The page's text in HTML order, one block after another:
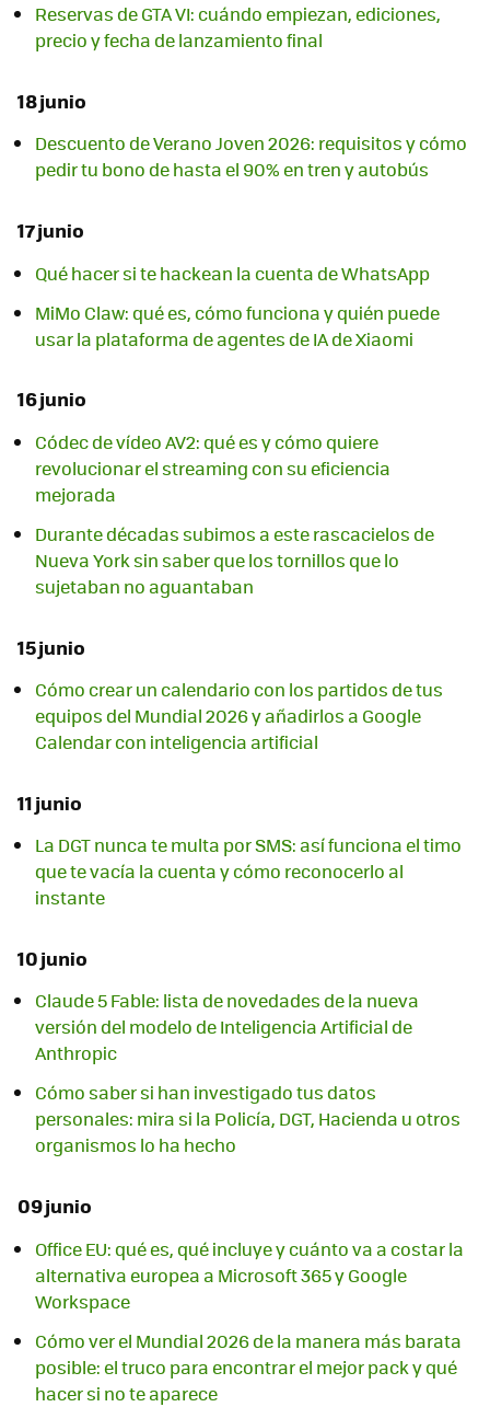
Reservas de GTA VI: cuándo empiezan, ediciones,
precio y fecha de lanzamiento final
18 junio
Descuento de Verano Joven 2026: requisitos y cómo
pedir tu bono de hasta el 90% en tren y autobús
17 junio
Qué hacer si te hackean la cuenta de WhatsApp
MiMo Claw: qué es, cómo funciona y quién puede
usar la plataforma de agentes de IA de Xiaomi
16 junio
Códec de vídeo AV2: qué es y cómo quiere
revolucionar el streaming con su eficiencia
mejorada
Durante décadas subimos a este rascacielos de
Nueva York sin saber que los tornillos que lo
sujetaban no aguantaban
15 junio
Cómo crear un calendario con los partidos de tus
equipos del Mundial 2026 y añadirlos a Google
Calendar con inteligencia artificial
11 junio
La DGT nunca te multa por SMS: así funciona el timo
que te vacía la cuenta y cómo reconocerlo al
instante
10 junio
Claude 5 Fable: lista de novedades de la nueva
versión del modelo de Inteligencia Artificial de
Anthropic
Cómo saber si han investigado tus datos
personales: mira si la Policía, DGT, Hacienda u otros
organismos lo ha hecho
09 junio
Office EU: qué es, qué incluye y cuánto va a costar la
alternativa europea a Microsoft 365 y Google
Workspace
Cómo ver el Mundial 2026 de la manera más barata
posible: el truco para encontrar el mejor pack y qué
hacer si no te aparece